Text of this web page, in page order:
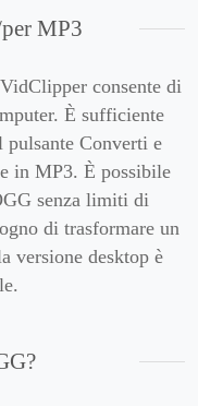
MP3
consente di
È sufficiente
Converti e
in MP3. È possibile
senza limiti di
di trasformare un
versione desktop è